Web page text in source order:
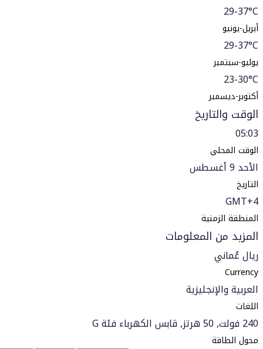
29-37°C
أبريل-يونيو
29-37°C
يوليو-سبتمبر
23-30°C
أكتوبر-ديسمبر
الوقت والتاريخ
05:03
الوقت المحلي
الأحد 9 أغسطس
التاريخ
GMT+4
المنطقة الزمنية
المزيد من المعلومات
ريال عُماني
Currency
العربية والإنجليزية
اللغات
240 فولت, 50 هرتز, قابس الكهرباء فئة G
محول الطاقة